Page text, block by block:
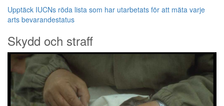
Upptäck IUCNs röda lista som har utarbetats för att mäta varje
arts bevarandestatus
Skydd och straff